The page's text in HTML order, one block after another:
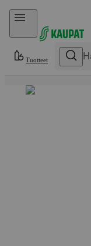
Hyppää sisältöön
Tuotteet